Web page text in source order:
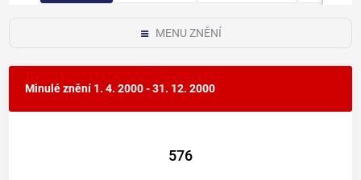
MENU ZNĚNÍ
Minulé znění1. 4. 2000 - 31. 12. 2000
576